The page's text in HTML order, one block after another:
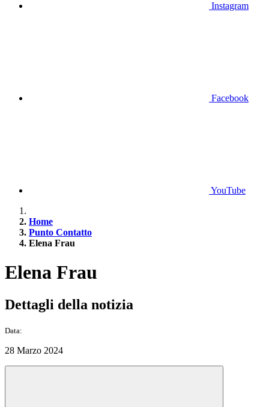
Instagram
Facebook
YouTube
Home
Punto Contatto
Elena Frau
Elena Frau
Dettagli della notizia
Data:
28 Marzo 2024